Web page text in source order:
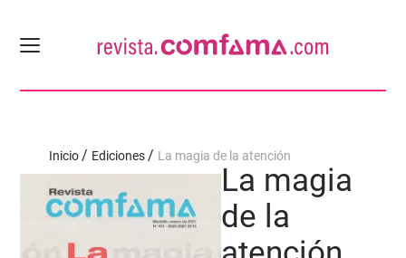
Inicio Ediciones La magia de la atención
La magia
de la